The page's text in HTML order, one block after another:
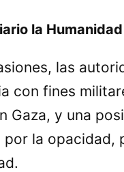
la Humanidad
las
con fines
Gaza, y una
la opacidad,